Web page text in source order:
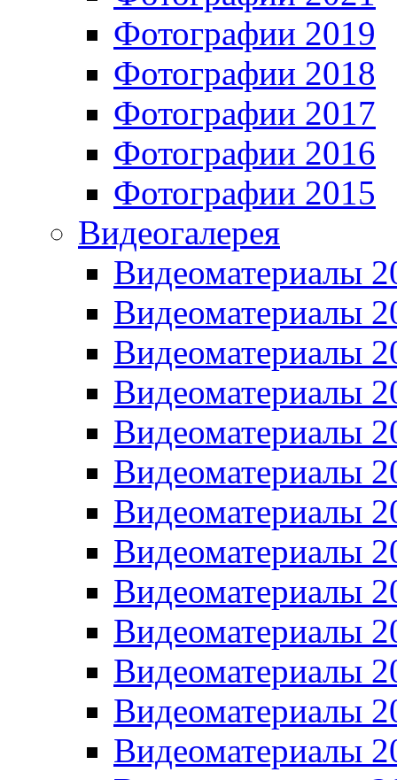
Фотографии 2019
Фотографии 2018
Фотографии 2017
Фотографии 2016
Фотографии 2015
Видеогалерея
Видеоматериалы
Видеоматериалы
Видеоматериалы
Видеоматериалы
Видеоматериалы
Видеоматериалы
Видеоматериалы
Видеоматериалы
Видеоматериалы
Видеоматериалы
Видеоматериалы
Видеоматериалы
Видеоматериалы